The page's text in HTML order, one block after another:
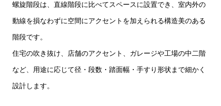
螺旋階段は、直線階段に比べてスペースに設置でき、室内外の
動線を損なわずに空間にアクセントを加えられる構造美のある
階段です。
住宅の吹き抜け、店舗のアクセント、ガレージや工場の中二階
など、用途に応じて径・段数・踏面幅・手すり形状まで細かく
設計します。